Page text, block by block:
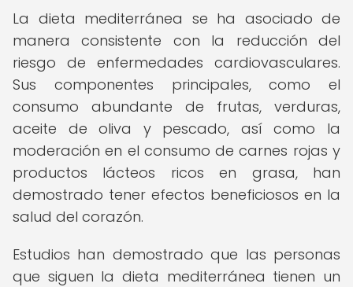
La dieta mediterránea se ha asociado de
manera consistente con la reducción del
riesgo de enfermedades cardiovasculares.
Sus componentes principales, como el
consumo abundante de frutas, verduras,
aceite de oliva y pescado, así como la
moderación en el consumo de carnes rojas y
productos lácteos ricos en grasa, han
demostrado tener efectos beneficiosos en la
salud del corazón.
Estudios han demostrado que las personas
que siguen la dieta mediterránea tienen un